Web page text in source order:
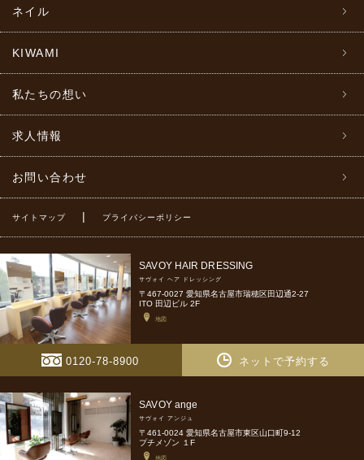
ネイル
KIWAMI
私たちの想い
求人情報
お問い合わせ
サイトマップ | プライバシーポリシー
SAVOY HAIR DRESSING
サヴォイ ヘア ドレッシング
〒467-0027 愛知県名古屋市瑞穂区田辺通2-27
ITO 田辺ビル 2F
地図
0120-78-8900 ネットで予約する
SAVOY ange
サヴォイ アンジュ
〒461-0024 愛知県名古屋市東区山口町9-12
プチメゾン １F
地図